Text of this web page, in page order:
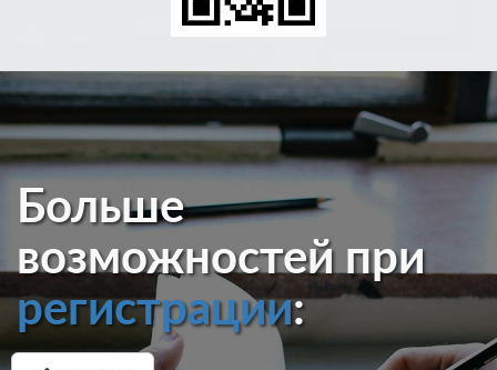
Больше
возможностей при
регистрации: